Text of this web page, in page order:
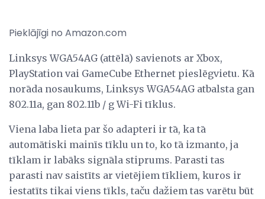
Pieklājīgi no Amazon.com
Linksys WGA54AG (attēlā) savienots ar Xbox,
PlayStation vai GameCube Ethernet pieslēgvietu. Kā
norāda nosaukums, Linksys WGA54AG atbalsta gan
802.11a, gan 802.11b / g Wi-Fi tīklus.
Viena laba lieta par šo adapteri ir tā, ka tā
automātiski mainīs tīklu un to, ko tā izmanto, ja
tīklam ir labāks signāla stiprums. Parasti tas
parasti nav saistīts ar vietējiem tīkliem, kuros ir
iestatīts tikai viens tīkls, taču dažiem tas varētu būt